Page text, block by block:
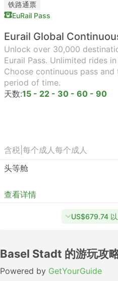
铁路通票
EuRail Pass
Eurail Global
Unlock over 30,000
Eurail Pass. Unlimited rides
Choose continuous pass
period of time.
天数:15 - 22 - 30 - 60 - 90
含税 每个成人每个成人
头等舱
查看详情
US$679.74
Basel Stadt 的游玩攻
Powered by GetYourGuide